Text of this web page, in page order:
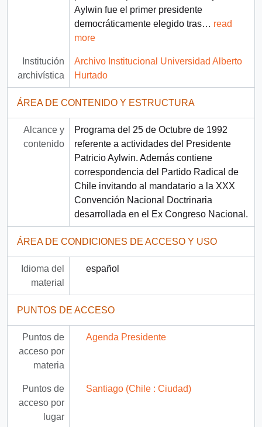
Aylwin fue el primer presidente
democráticamente elegido tras… read
more
Institución
archivística
Archivo Institucional Universidad Alberto
Hurtado
ÁREA DE CONTENIDO Y ESTRUCTURA
Alcance y
contenido
Programa del 25 de Octubre de 1992
referente a actividades del Presidente
Patricio Aylwin. Además contiene
correspondencia del Partido Radical de
Chile invitando al mandatario a la XXX
Convención Nacional Doctrinaria
desarrollada en el Ex Congreso Nacional.
ÁREA DE CONDICIONES DE ACCESO Y USO
Idioma del
material
español
PUNTOS DE ACCESO
Puntos de
acceso por
materia
Agenda Presidente
Puntos de
acceso por
lugar
Santiago (Chile : Ciudad)